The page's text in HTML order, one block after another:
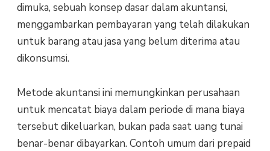
dimuka, sebuah konsep dasar dalam akuntansi,
menggambarkan pembayaran yang telah dilakukan
untuk barang atau jasa yang belum diterima atau
dikonsumsi.
Metode akuntansi ini memungkinkan perusahaan
untuk mencatat biaya dalam periode di mana biaya
tersebut dikeluarkan, bukan pada saat uang tunai
benar-benar dibayarkan. Contoh umum dari prepaid